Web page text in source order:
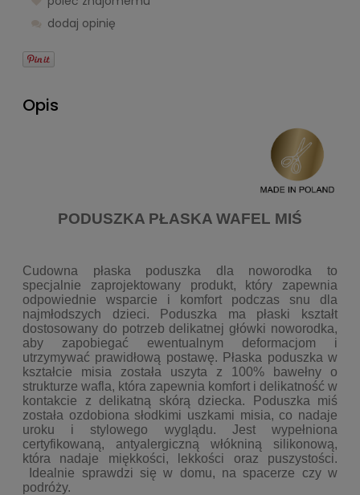
dodaj opinię
Opis
PODUSZKA PŁASKA WAFEL MIŚ
Cudowna płaska poduszka dla noworodka to
specjalnie zaprojektowany produkt, który zapewnia
odpowiednie wsparcie i komfort podczas snu dla
najmłodszych dzieci. Poduszka ma płaski kształt
dostosowany do potrzeb delikatnej główki noworodka,
aby zapobiegać ewentualnym deformacjom i
utrzymywać prawidłową postawę. Płaska poduszka w
kształcie misia została uszyta z 100% bawełny o
strukturze wafla, która zapewnia komfort i delikatność w
kontakcie z delikatną skórą dziecka. Poduszka miś
została ozdobiona słodkimi uszkami misia, co nadaje
uroku i stylowego wyglądu. Jest wypełniona
certyfikowaną, antyalergiczną włókniną silikonową,
która nadaje miękkości, lekkości oraz puszystości.
Idealnie sprawdzi się w domu, na spacerze czy w
podróży.